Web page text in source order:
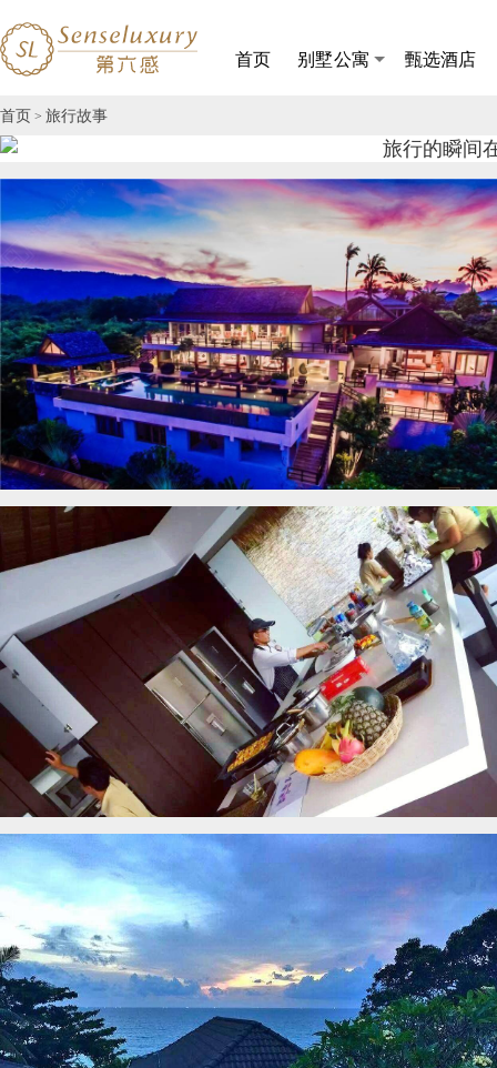
首页 别墅公寓 甄选酒店
首页 > 旅行故事